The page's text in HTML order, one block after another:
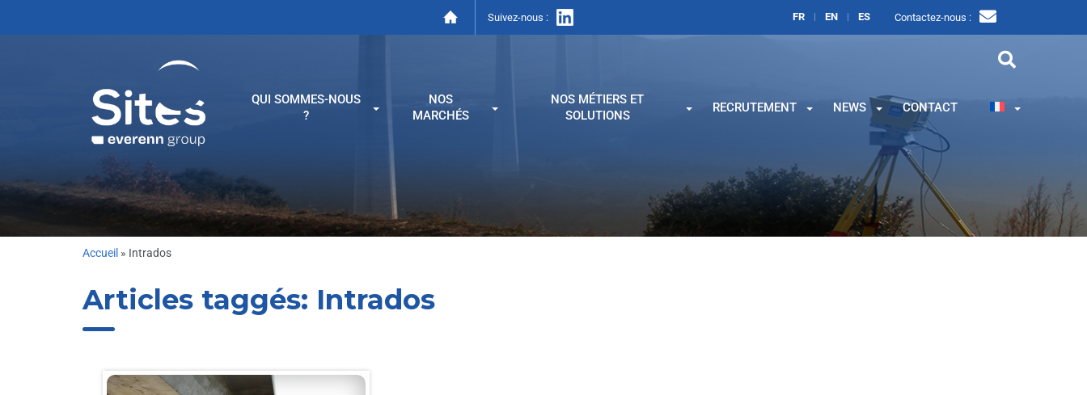
Suivez-nous : FR EN ES Contactez-nous :
QUI SOMMES-NOUS
?
NOS
MARCHÉS
NOS MÉTIERS ET
SOLUTIONS
RECRUTEMENT NEWS CONTACT
Accueil » Intrados
Articles taggés: Intrados